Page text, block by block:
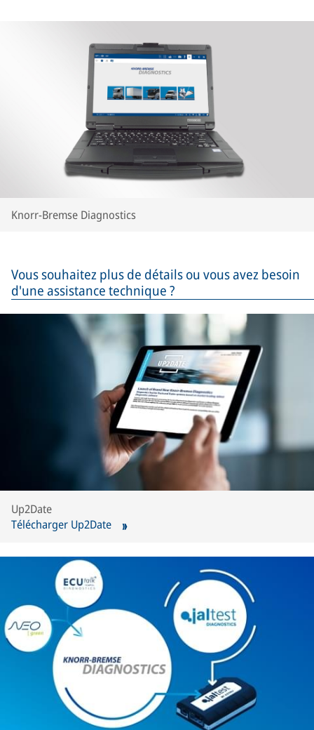
Knorr-Bremse Diagnostics
Vous souhaitez plus de détails ou vous avez besoin
d'une assistance technique ?
Up2Date
Télécharger Up2Date